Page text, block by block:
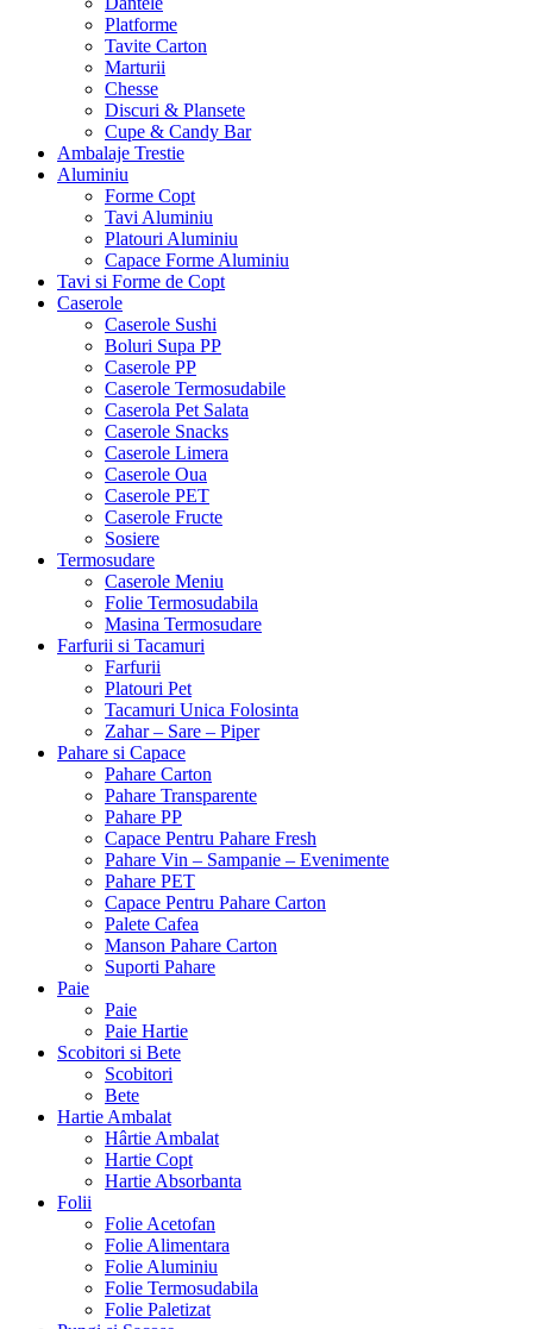
Platforme
Tavite Carton
Marturii
Chesse
Discuri & Plansete
Cupe & Candy Bar
Ambalaje Trestie
Aluminiu
Forme Copt
Tavi Aluminiu
Platouri Aluminiu
Capace Forme Aluminiu
Tavi si Forme de Copt
Caserole
Caserole Sushi
Boluri Supa PP
Caserole PP
Caserole Termosudabile
Caserola Pet Salata
Caserole Snacks
Caserole Limera
Caserole Oua
Caserole PET
Caserole Fructe
Sosiere
Termosudare
Caserole Meniu
Folie Termosudabila
Masina Termosudare
Farfurii si Tacamuri
Farfurii
Platouri Pet
Tacamuri Unica Folosinta
Zahar – Sare – Piper
Pahare si Capace
Pahare Carton
Pahare Transparente
Pahare PP
Capace Pentru Pahare Fresh
Pahare Vin – Sampanie – Evenimente
Pahare PET
Capace Pentru Pahare Carton
Palete Cafea
Manson Pahare Carton
Suporti Pahare
Paie
Paie
Paie Hartie
Scobitori si Bete
Scobitori
Bete
Hartie Ambalat
Hârtie Ambalat
Hartie Copt
Hartie Absorbanta
Folii
Folie Acetofan
Folie Alimentara
Folie Aluminiu
Folie Termosudabila
Folie Paletizat